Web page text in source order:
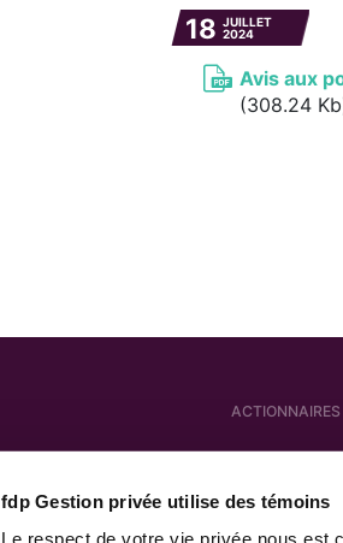
fdp Gestion privée utilise des témoins
Le respect de votre vie privée nous est
18 JUILLET
2024
Avis aux
(308.24
ACTIONNAIRES
SOCIÉTÉS